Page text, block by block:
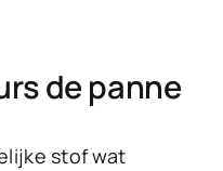
de panne
stof wat